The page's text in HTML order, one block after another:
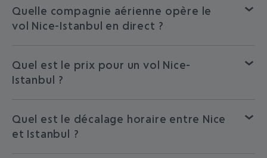
Quelle compagnie aérienne opère le
vol Nice-Istanbul en direct ?
Quel est le prix pour un vol Nice-
Istanbul ?
Quel est le décalage horaire entre Nice
et Istanbul ?